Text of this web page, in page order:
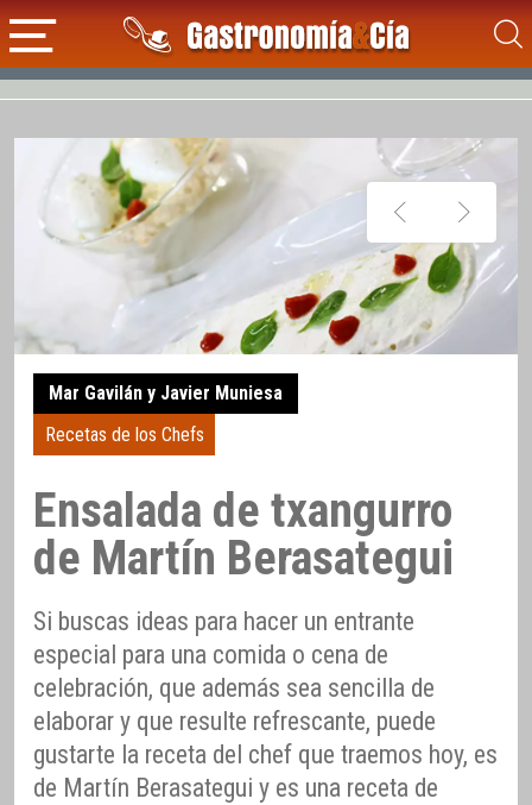
Mar Gavilán y Javier Muniesa
Recetas de los Chefs
Ensalada de txangurro
de Martín Berasategui
Si buscas ideas para hacer un entrante
especial para una comida o cena de
celebración, que además sea sencilla de
elaborar y que resulte refrescante, puede
gustarte la receta del chef que traemos hoy, es
de Martín Berasategui y es una receta de